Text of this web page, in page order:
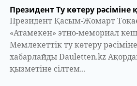
Президент Ту көтеру рәсіміне
Президент Қасым-Жомарт
«Атамекен» этно-мемориал
Мемлекеттік ту көтеру
хабарлайды Dauletten.kz
қызметіне сілтем...